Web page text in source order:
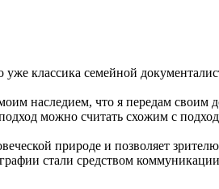
классика семейной
наследием, что я передам
можно считать схожим с
природе и позволяет
стали средством коммуникации,